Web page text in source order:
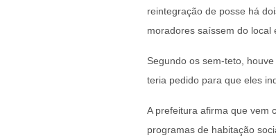
reintegração de posse há
moradores saíssem do local
Segundo os sem-teto,
teria pedido para que eles
A prefeitura afirma que vem
programas de habitação